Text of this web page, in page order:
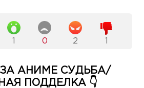
0 2
АНИМЕ СУДЬБА/
ПОДДЕЛКА 👇